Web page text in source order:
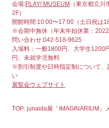
会場:PLAY! MUSEUM
（東京都立
2F）
開館時間:10:00〜17:00（土日祝は
※会期中無休（年末年始休業：
問い合わせ:042-518-9625
入場料：一般1800円、大学生1200
円、未就学児無料
※割引制度や日時指定制について、
い
展覧会ウェブサイト
TOP: junaida展「IMAGINARIUM